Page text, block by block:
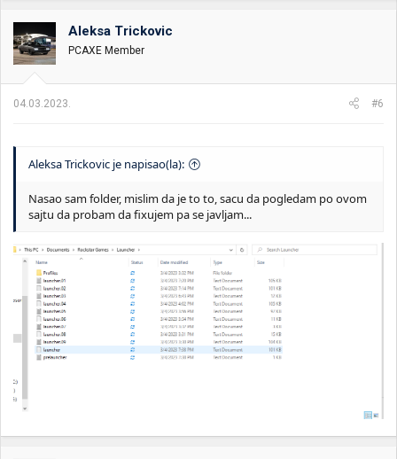
Baffled by failed to connect to the Rockstar game
library service issue? In this article, we will provide
you with all the proven ways to fix the error.
Aleksa Trickovic
PCAXE Member
04.03.2023. #6
Aleksa Trickovic je napisao(la):
Nasao sam folder, mislim da je to to, sacu da pogledam po ovom
sajtu da probam da fixujem pa se javljam...